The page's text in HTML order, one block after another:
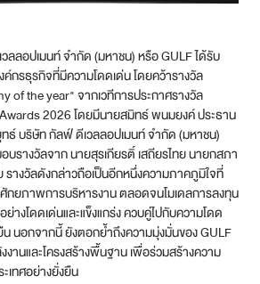
ลลอปเมนท์ จำกัด (มหาชน) หรือ GULF ได้รับ
ค์กรธุรกิจที่มีความโดดเด่น โดยคว้ารางวัล
of the year" จากเวทีการประกาศรางวัล
2026 โดยมีนายสมิทธ์ พนมยงค์ ประธาน
ธ์ บริษัท กัลฟ์ ดีเวลลอปเมนท์ จํากัด (มหาชน)
บรางวัลจาก นายสุรเกียรติ์ เสถียรไทย นายกสภา
างวัลดังกล่าวถือเป็นอีกหนึ่งความภาคภูมิใจที่
กยภาพการบริหารงาน ตลอดจนโมเดลการลงทุน
างโดดเด่นและแข็งแกร่ง ควบคู่ไปกับความโดด
นอกจากนี้ ยังตอกย้ำถึงความมุ่งมั่นของ GULF
านและโครงสร้างพื้นฐาน เพื่อร่วมสร้างความ
เทศอย่างยั่งยืน